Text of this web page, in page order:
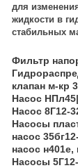
для
жидкости в
стабильных
Фильтр
клапан м-кр
Насос
Насос 8Г12-
Насосы
насос
насос н401е,
Насосы